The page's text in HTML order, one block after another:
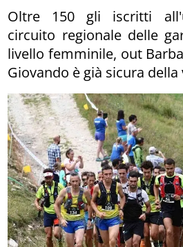
Oltre 150 gli iscritti
circuito regionale delle
livello femminile, out
Giovando è già sicura